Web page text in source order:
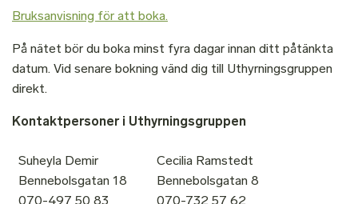
Bruksanvisning för att boka.
På nätet bör du boka minst fyra dagar innan ditt påtänkta
datum. Vid senare bokning vänd dig till Uthyrningsgruppen
direkt.
Kontaktpersoner i Uthyrningsgruppen
Suheyla Demir
Bennebolsgatan 18
070-497 50 83
Cecilia Ramstedt
Bennebolsgatan 8
070-732 57 62